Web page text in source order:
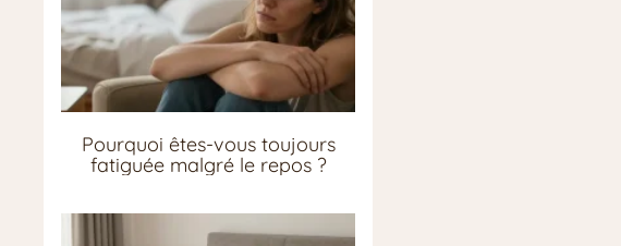
Pourquoi êtes-vous toujours
fatiguée malgré le repos ?